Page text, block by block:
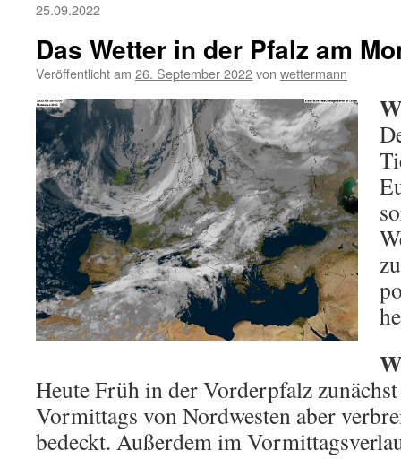
25.09.2022
Das Wetter in der Pfalz am
Veröffentlicht am 26. September 2022von wettermann
Heute Früh in der Vorderpfalz
Vormittags von Nordwesten aber
bedeckt. Außerdem im